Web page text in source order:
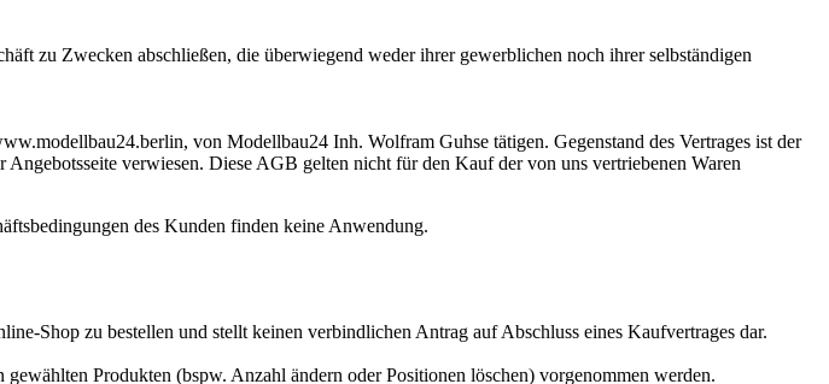
zu Zwecken abschließen, die überwiegend weder ihrer gewerblichen noch ihrer selbständigen
von Modellbau24 Inh. Wolfram Guhse tätigen. Gegenstand des Vertrages ist der
verwiesen. Diese AGB gelten nicht für den Kauf der von uns vertriebenen Waren
des Kunden finden keine Anwendung.
Shop zu bestellen und stellt keinen verbindlichen Antrag auf Abschluss eines Kaufvertrages dar.
Produkten (bspw. Anzahl ändern oder Positionen löschen) vorgenommen werden.